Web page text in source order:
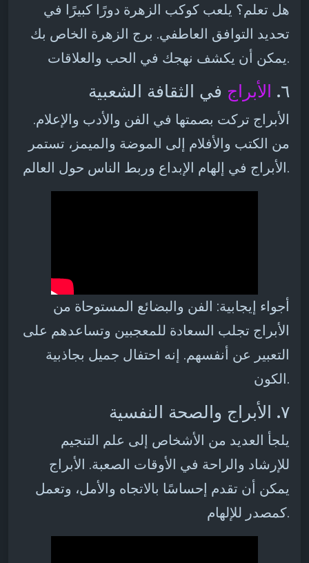
هل تعلم؟ يلعب كوكب الزهرة دورًا كبيرًا في
تحديد التوافق العاطفي. برج الزهرة الخاص بك
يمكن أن يكشف نهجك في الحب والعلاقات.
٦. الأبراج في الثقافة الشعبية
الأبراج تركت بصمتها في الفن والأدب والإعلام.
من الكتب والأفلام إلى الموضة والميمز، تستمر
الأبراج في إلهام الإبداع وربط الناس حول العالم.
أجواء إيجابية: الفن والبضائع المستوحاة من
الأبراج تجلب السعادة للمعجبين وتساعدهم على
التعبير عن أنفسهم. إنه احتفال جميل بجاذبية
الكون.
٧. الأبراج والصحة النفسية
يلجأ العديد من الأشخاص إلى علم التنجيم
للإرشاد والراحة في الأوقات الصعبة. الأبراج
يمكن أن تقدم إحساسًا بالاتجاه والأمل، وتعمل
كمصدر للإلهام.